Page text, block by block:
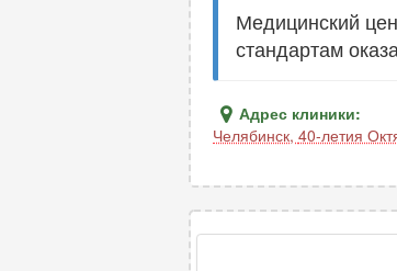
Медицинский
стандартам
Адрес клиники:
Челябинск, 40-летия